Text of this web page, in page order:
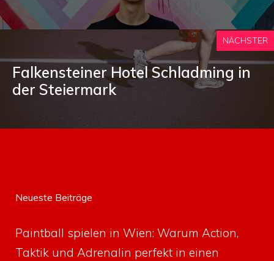
NÄCHSTER
Falkensteiner Hotel Schladming in
der Steiermark
Neueste Beiträge
Paintball spielen in Wien: Warum Action,
Taktik und Adrenalin perfekt in einen